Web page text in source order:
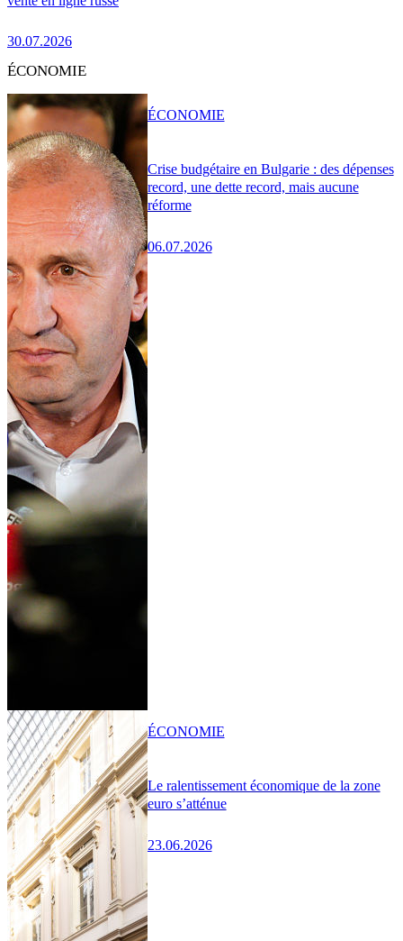
30.07.2026
ÉCONOMIE
Crise budgétaire en Bulgarie : des dépenses
record, une dette record, mais aucune
réforme
06.07.2026
ÉCONOMIE
Le ralentissement économique de la zone
euro s’atténue
23.06.2026
ÉCONOMIE